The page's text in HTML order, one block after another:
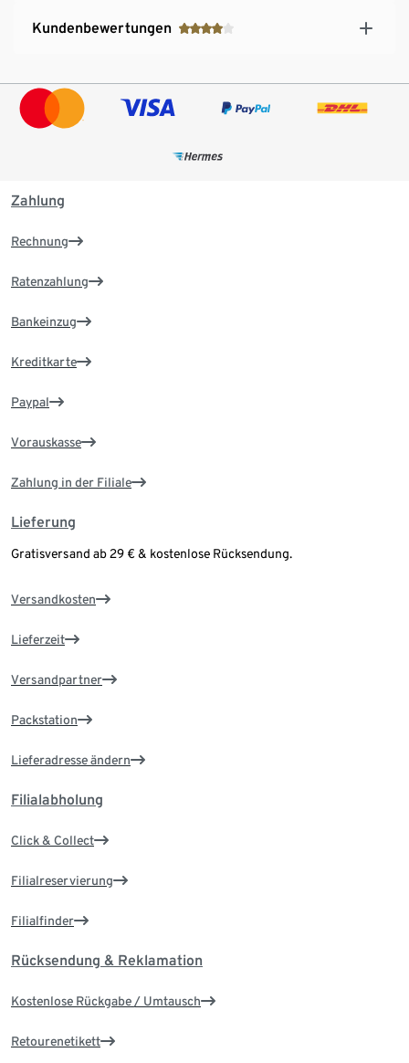
Kundenbewertungen
Zahlung
Rechnung
Ratenzahlung
Bankeinzug
Kreditkarte
Paypal
Vorauskasse
Zahlung in der Filiale
Lieferung
Gratisversand ab 29 € & kostenlose Rücksendung.
Versandkosten
Lieferzeit
Versandpartner
Packstation
Lieferadresse ändern
Filialabholung
Click & Collect
Filialreservierung
Filialfinder
Rücksendung & Reklamation
Kostenlose Rückgabe / Umtausch
Retourenetikett